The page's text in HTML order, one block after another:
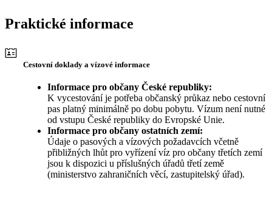
Praktické informace
Cestovní doklady a vízové informace
Informace pro občany České republiky:
K vycestování je potřeba občanský průkaz nebo cestovní
pas platný minimálně po dobu pobytu. Vízum není nutné
od vstupu České republiky do Evropské Unie.
Informace pro občany ostatních zemí:
Údaje o pasových a vízových požadavcích včetně
přibližných lhůt pro vyřízení víz pro občany třetích zemí
jsou k dispozici u příslušných úřadů třetí země
(ministerstvo zahraničních věcí, zastupitelský úřad).